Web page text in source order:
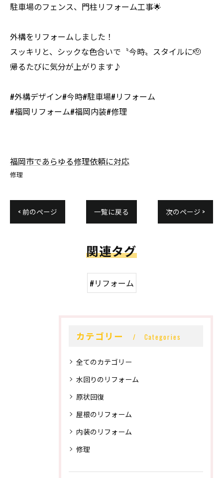
駐車場のフェンス、門柱リフォーム工事🌟
外構をリフォームしました！
スッキリと、シックな色合いで〝今時〟スタイルに🫡
帰るたびに気分が上がります♪
#外構デザイン#今時#駐車場#リフォーム
#福岡リフォーム#福岡内装#修理
福岡市であらゆる修理依頼に対応
修理
< 前のページ 一覧に戻る 次のページ >
関連タグ
#リフォーム
カテゴリー Categories
全てのカテゴリー
水回りのリフォーム
原状回復
屋根のリフォーム
内装のリフォーム
修理